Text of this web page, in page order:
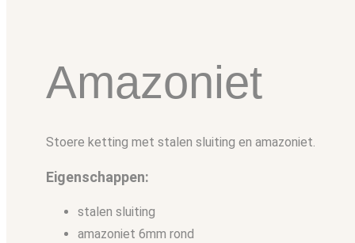
Amazoniet
Stoere ketting met stalen sluiting en amazoniet.
Eigenschappen:
stalen sluiting
amazoniet 6mm rond